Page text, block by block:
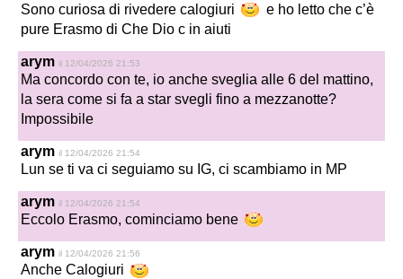
Sono curiosa di rivedere calogiuri
e ho letto che c’è
pure Erasmo di Che Dio c in aiuti
arym il 12/04/2026 21:53
Ma concordo con te, io anche sveglia alle 6 del mattino,
la sera come si fa a star svegli fino a mezzanotte?
Impossibile
arym il 12/04/2026 21:54
Lun se ti va ci seguiamo su IG, ci scambiamo in MP
arym il 12/04/2026 21:54
Eccolo Erasmo, cominciamo bene
arym il 12/04/2026 21:56
Anche Calogiuri